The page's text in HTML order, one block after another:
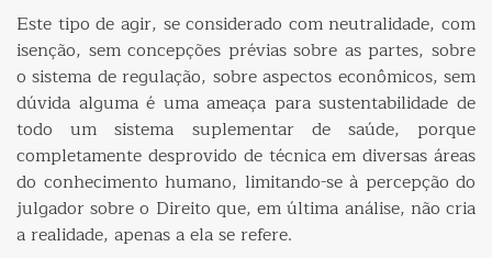
Este tipo de agir, se considerado com neutralidade, com
isenção, sem concepções prévias sobre as partes, sobre
o sistema de regulação, sobre aspectos econômicos, sem
dúvida alguma é uma ameaça para sustentabilidade de
todo um sistema suplementar de saúde, porque
completamente desprovido de técnica em diversas áreas
do conhecimento humano, limitando-se à percepção do
julgador sobre o Direito que, em última análise, não cria
a realidade, apenas a ela se refere.